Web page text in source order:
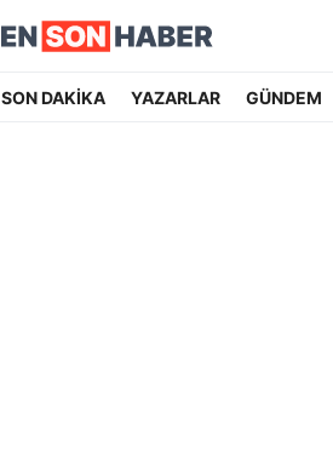
SON DAKİKA YAZARLAR GÜNDEM